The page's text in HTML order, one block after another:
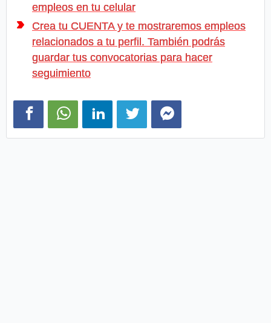
empleos en tu celular
Crea tu CUENTA y te mostraremos empleos
relacionados a tu perfil. También podrás
guardar tus convocatorias para hacer
seguimiento